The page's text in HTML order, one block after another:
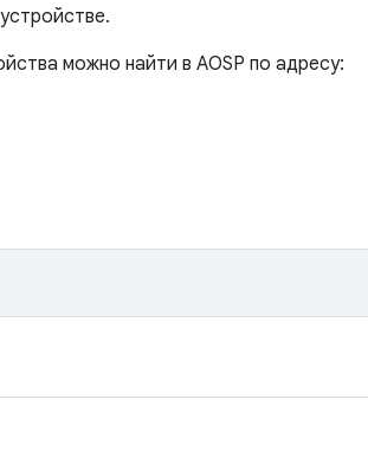
можно найти в AOSP по адресу: